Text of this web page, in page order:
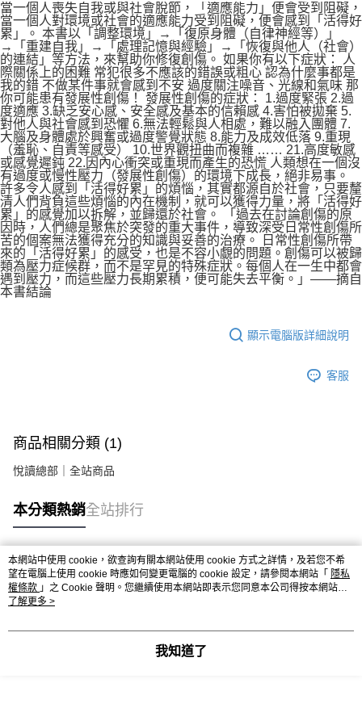
當一個人喪失自我或與社會脫節，「適應能力」便會受到阻礙，
當一個人對環境或社會的適應能力受到阻礙，便會感到「活得好
累」。 本書以「調整環境」→「復原身體（自律神經等）」
→「重建自我」→「處理記憶與經驗」→「恢復與他人（社會）
的連結」等方法，來幫助你修復創傷。 如果你有以下症狀： 人
際關係上的困難 常犯很多不應該的錯誤或粗心 認為什麼事都是
我的錯 不做某件事就會感到不安 過度關注噪音、光線和氣味 那
你可能患有發展性創傷！ 發展性創傷的症狀： 1.過度緊張 2.過
度適應 3.缺乏安心感、安全感及基本的信賴感 4.害怕被拋棄 5.
對他人與社會感到恐懼 6.無法輕鬆與人相處，難以融入團體 7.
大腦及身體處於興奮或過度警覺狀態 8.能力及成效低落 9.重現
（羞恥、自責等感受） 10.世界觀扭曲而複雜 …… 21.高度敏感
或感覺遲鈍 22.因內心衝突或重現而產生的恐慌 人類想在一個沒
有過度或慢性壓力（發展性創傷）的環境下成長，絕非易事。
許多令人感到「活得好累」的煩惱，其實都源自於社會，只要釐
清人們背負這些煩惱的內在機制，就可以獲得力量，將「活得好
累」的感覺加以拆解，並歸還於社會。 「過去在討論創傷的原
因時，人們總是聚焦於突發的重大事件，導致深受日常性創傷所
苦的個案無法獲得充分的知識與妥善的治療。 日常性創傷所帶
來的「活得好累」的感受，也是不容小覷的問題。創傷可以被歸
類為壓力症候群，而不是罕見的特殊症狀。每個人在一生中都會
遇到壓力，而這些壓力長期累積，便可能失去平衡。」——摘自
本書結論
顯示電腦版詳細說明
客服
商品相關分類 (1)
悅讀總部｜全站商品
本分類熱銷全站排行
熱門標籤
本網站中使用 cookie，欲查詢有關本網站使用 cookie 方式之詳情，及若您不希
望在電腦上使用 cookie 時應如何變更電腦的 cookie 設定，請參閱本網站「 隱私
權條款 」之 Cookie 聲明。您繼續使用本網站即表示您同意本公司得按本網站使
用條款之 Cookie 聲明使用 cookie。
了解更多 >
我知道了